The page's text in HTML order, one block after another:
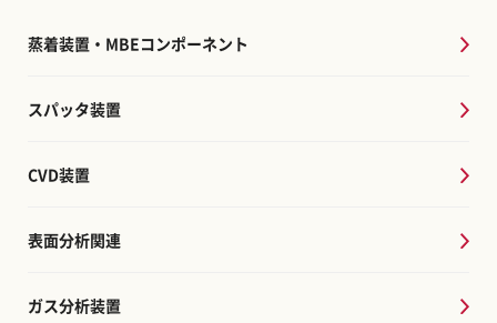
蒸着装置・MBEコンポーネント
スパッタ装置
CVD装置
表面分析関連
ガス分析装置